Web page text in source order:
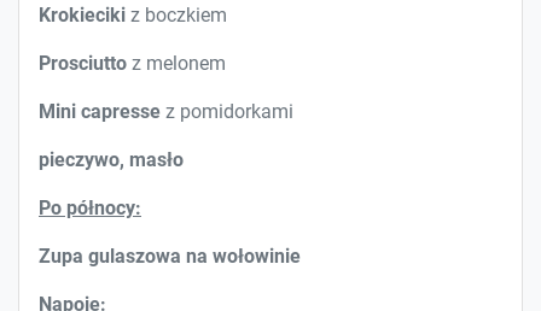
Krokieciki z boczkiem
Prosciutto z melonem
Mini capresse z pomidorkami
pieczywo, masło
Po północy:
Zupa gulaszowa na wołowinie
Napoje: